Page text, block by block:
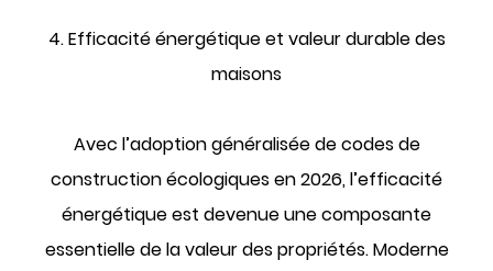
4. Efficacité énergétique et valeur durable des
maisons
Avec l’adoption généralisée de codes de
construction écologiques en 2026, l’efficacité
énergétique est devenue une composante
essentielle de la valeur des propriétés. Moderne